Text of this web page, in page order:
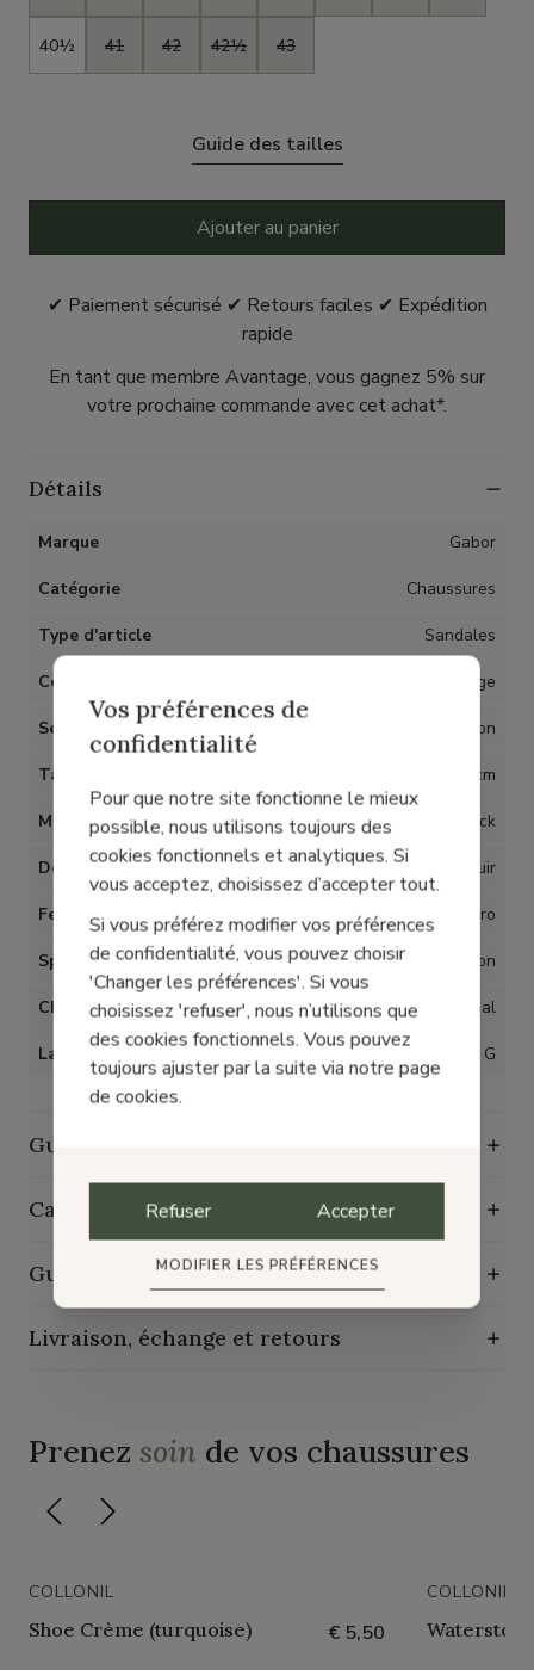
40½ 41 42 42½ 43
Guide des tailles
Ajouter au panier
✔ Paiement sécurisé ✔ Retours faciles ✔ Expédition
rapide
En tant que membre Avantage, vous gagnez 5% sur
votre prochaine commande avec cet achat*.
Détails
Marque Gabor
Catégorie Chaussures
Type d'article Sandales
Couleur Beige
Semelles amovibles Non
Talon 2 cm
Matière Cuir nubuck
Doublure Cuir
Fermeture Velcro
Spécial Hallux Valgus Non
Chaussant Normal
Largeur G
Guide des tailles
Caractéristiques de durabilité
Guide d'entretien
Livraison, échange et retours
Prenez soin de vos chaussures
COLLONIL
Shoe Crème (turquoise) € 5,50
COLLONIL
Waterstop
Vos préférences de
confidentialité
Pour que notre site fonctionne le mieux
possible, nous utilisons toujours des
cookies fonctionnels et analytiques. Si
vous acceptez, choisissez d’accepter tout.
Si vous préférez modifier vos préférences
de confidentialité, vous pouvez choisir
'Changer les préférences'. Si vous
choisissez 'refuser', nous n’utilisons que
des cookies fonctionnels. Vous pouvez
toujours ajuster par la suite via notre page
de cookies.
Refuser Accepter
MODIFIER LES PRÉFÉRENCES